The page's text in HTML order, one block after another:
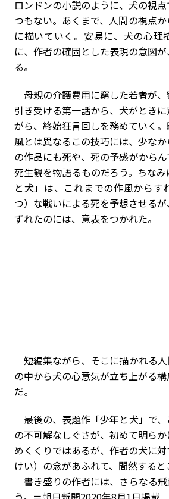
ロンドンの小説のように、犬の視
つもない。あくまで、人間の視点
に描いていく。安易に、犬の心理
に、作者の確固とした表現の意図
る。
母親の介護費用に窮した若者が
引き受ける第一話から、犬がとき
がら、終始狂言回しを務めていく
風とは異なるこの技巧には、少な
の作品にも死や、死の予感がから
死生観を物語るものだろう。ちな
と犬」は、これまでの作風からす
つ）な戦いによる死を予想させる
ずれたのには、意表をつかれた。
短編集ながら、そこに描かれる
の中から犬の心意気が立ち上がる
だ。
最後の、表題作「少年と犬」で
の不可解なしぐさが、初めて明ら
めくくりではあるが、作者の犬に
けい）の念があふれて、間然すると
書き盛りの作者には、さらなる